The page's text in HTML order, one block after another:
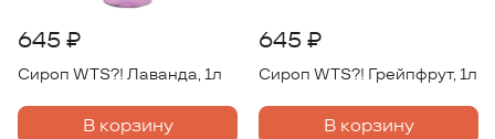
645 ₽
Сироп WTS?! Лаванда, 1л
В корзину
645 ₽
Сироп WTS?! Грейпфрут, 1л
В корзину